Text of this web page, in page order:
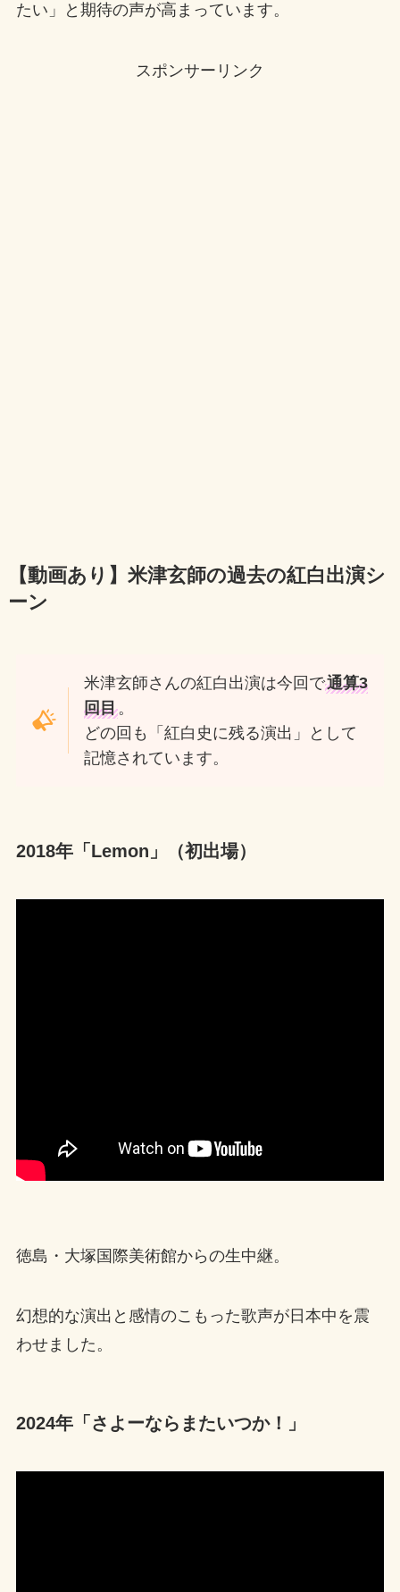
たい」と期待の声が高まっています。
スポンサーリンク
【動画あり】米津玄師の過去の紅白出演シ
ーン
米津玄師さんの紅白出演は今回で通算3
回目。
どの回も「紅白史に残る演出」として
記憶されています。
2018年「Lemon」（初出場）
徳島・大塚国際美術館からの生中継。
幻想的な演出と感情のこもった歌声が日本中を震
わせました。
2024年「さよーならまたいつか！」